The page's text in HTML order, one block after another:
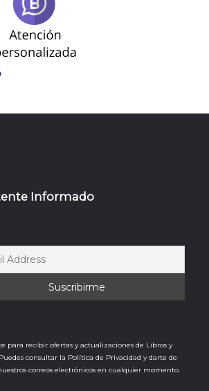
Informado
para recibir ofertas y actualizaciones de Libros y
consultar la Política de Privacidad y darte de
correos electrónicos en cualquier momento.